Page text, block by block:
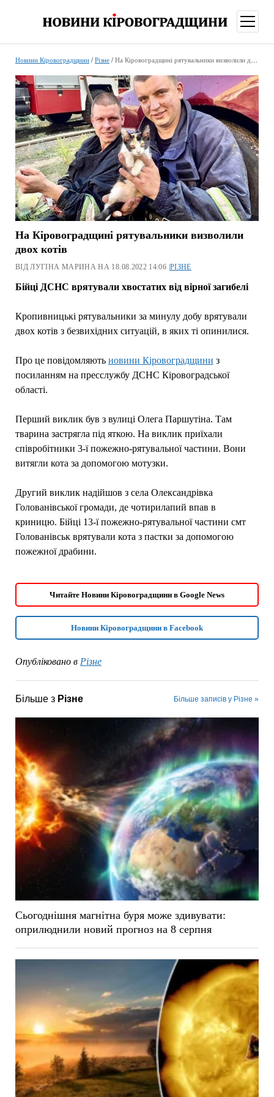
меню
Новини Кіровоградщини/ Різне/ На Кіровоградщині рятувальники визволили двох котів
На Кіровоградщині рятувальники визволили
двох котів
ВІД ЛУГІНА МАРИНА НА 18.08.2022 14:06 | РІЗНЕ
Бійці ДСНС врятували хвостатих від вірної загибелі
Кропивницькі рятувальники за минулу добу врятували
двох котів з безвихідних ситуацій, в яких ті опинилися.
Про це повідомляють новини Кіровоградщини з
посиланням на пресслужбу ДСНС Кіровоградської
області.
Перший виклик був з вулиці Олега Паршутіна. Там
тварина застрягла під яткою. На виклик приїхали
співробітники 3-ї пожежно-рятувальної частини. Вони
витягли кота за допомогою мотузки.
Другий виклик надійшов з села Олександрівка
Голованівської громади, де чотирилапий впав в
криницю. Бiйцi 13-ї пожежно-рятувальної частини смт
Голованiвськ врятували кота з пастки за допомогою
пожежної драбини.
Читайте Новини Кіровоградщини в Google News
Новини Кіровоградщини в Facebook
Опубліковано в Різне
Більше з Різне Більше записів у Різне »
Сьогоднішня магнітна буря може здивувати:
оприлюднили новий прогноз на 8 серпня